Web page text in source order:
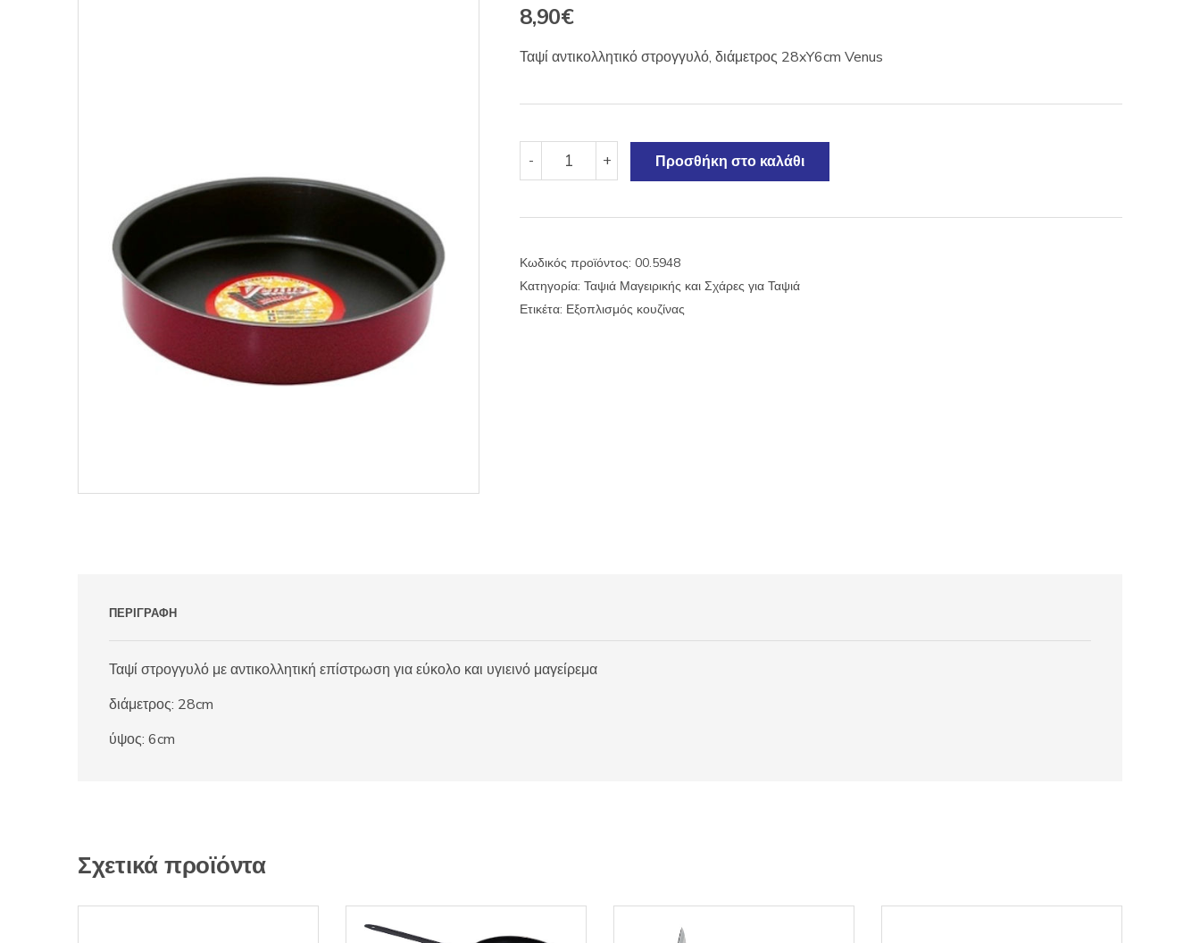
8,90€
Ταψί αντικολλητικό στρογγυλό, διάμετρος 28xY6cm Venus
-
Ταψί
αντικολλητικό
+ Προσθήκη στο καλάθι
Κωδικός προϊόντος: 00.5948
Κατηγορία: Ταψιά Μαγειρικής και Σχάρες για Ταψιά
Ετικέτα: Εξοπλισμός κουζίνας
ΠΕΡΙΓΡΑΦΉ
Ταψί στρογγυλό με αντικολλητική επίστρωση για εύκολο και υγιεινό μαγείρεμα
διάμετρος: 28cm
ύψος: 6cm
Σχετικά προϊόντα